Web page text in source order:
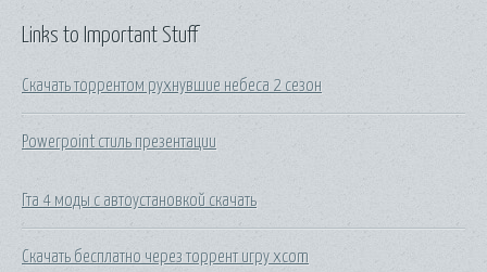
Links to Important Stuff
Скачать торрентом рухнувшие небеса 2 сезон
Powerpoint стиль презентации
Гта 4 моды с автоустановкой скачать
Скачать бесплатно через торрент игру xcom